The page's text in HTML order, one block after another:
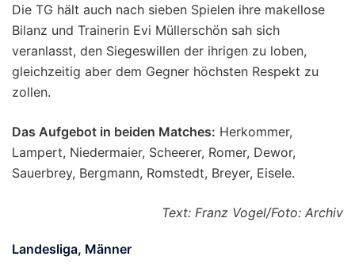
Die TG hält auch nach sieben Spielen ihre makellose
Bilanz und Trainerin Evi Müllerschön sah sich
veranlasst, den Siegeswillen der ihrigen zu loben,
gleichzeitig aber dem Gegner höchsten Respekt zu
zollen.
Das Aufgebot in beiden Matches: Herkommer,
Lampert, Niedermaier, Scheerer, Romer, Dewor,
Sauerbrey, Bergmann, Romstedt, Breyer, Eisele.
Text: Franz Vogel/Foto: Archiv
Landesliga, Männer